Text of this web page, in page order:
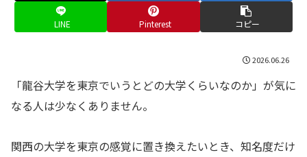
LINE Pinterest コピー
2026.06.26
「龍谷大学を東京でいうとどの大学くらいなのか」が気に
なる人は少なくありません。
関西の大学を東京の感覚に置き換えたいとき、知名度だけ